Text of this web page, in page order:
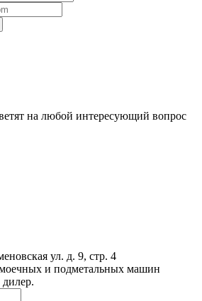
на любой интересующий вопрос
ул. д. 9, стр. 4
и подметальных машин